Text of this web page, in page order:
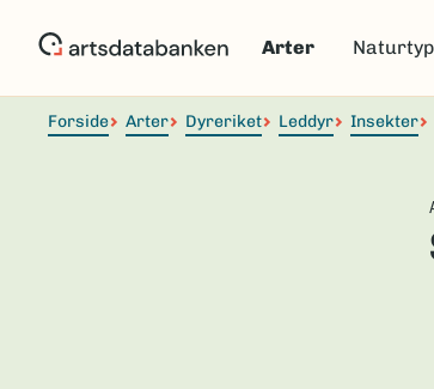
Arter
Forside Arter Dyreriket Leddyr Insekter